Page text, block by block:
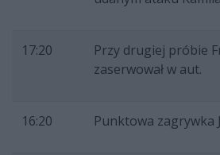
17:20
Przy drugiej próbie
zaserwował w aut.
16:20 Punktowa zagrywka